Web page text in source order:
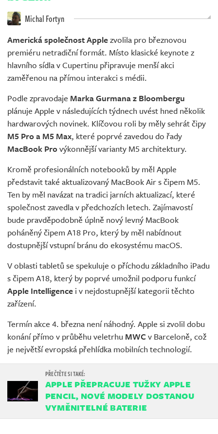
Michal Fortyn
Americká společnost Applezvolila pro březnovou
premiéru netradiční formát. Místo klasické keynote z
hlavního sídla v Cupertinu připravuje menší akci
zaměřenou na přímou interakci s médii.
Podle zpravodaje Marka Gurmana z Bloombergu
plánuje Apple v následujících týdnech uvést hned několik
hardwarových novinek. Klíčovou roli by měly sehrát čipy
M5 Pro a M5 Max, které poprvé zavedou do řady
MacBook Pro výkonnější varianty M5 architektury.
Kromě profesionálních notebooků by měl Apple
představit také aktualizovaný MacBook Air s čipem M5.
Ten by měl navázat na tradici jarních aktualizací, které
společnost zavedla v předchozích letech. Zajímavostí
bude pravděpodobně úplně nový levný MacBook
poháněný čipem A18 Pro, který by měl nabídnout
dostupnější vstupní bránu do ekosystému macOS.
V oblasti tabletů se spekuluje o příchodu základního iPadu
s čipem A18, který by poprvé umožnil podporu funkcí
Apple Intelligence i v nejdostupnější kategorii těchto
zařízení.
Termín akce 4. března není náhodný. Apple si zvolil dobu
konání přímo v průběhu veletrhu MWC v Barceloně, což
je největší evropská přehlídka mobilních technologií.
APPLE PŘEPRACUJE TUŽKY APPLE
PENCIL, NOVÉ MODELY DOSTANOU
VYMĚNITELNÉ BATERIE